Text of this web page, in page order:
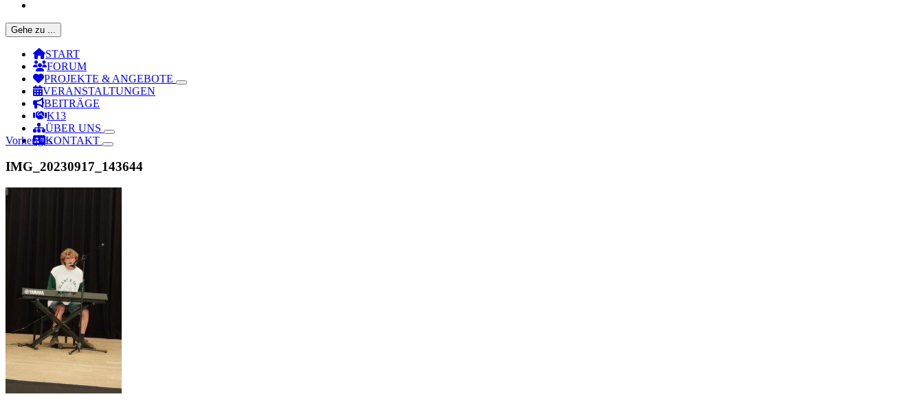
Gehe zu ...
START
FORUM
PROJEKTE & ANGEBOTE
VERANSTALTUNGEN
BEITRÄGE
K13
ÜBER UNS
KONTAKT
Vorheriges
IMG_20230917_143644